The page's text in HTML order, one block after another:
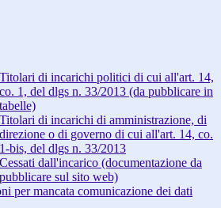
Titolari di incarichi politici di cui all'art. 14,
co. 1, del dlgs n. 33/2013 (da pubblicare in
tabelle)
Titolari di incarichi di amministrazione, di
direzione o di governo di cui all'art. 14, co.
1-bis, del dlgs n. 33/2013
Cessati dall'incarico (documentazione da
pubblicare sul sito web)
per mancata comunicazione dei dati